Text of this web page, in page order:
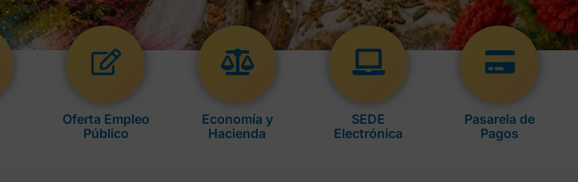
Oferta Empleo
Público
Economía y
Hacienda
SEDE
Electrónica
Pasarela de
Pagos